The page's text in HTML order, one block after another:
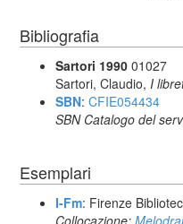
Bibliografia
Sartori 1990 01027
Sartori, Claudio, I
SBN: CFIE054434
SBN Catalogo del
Esemplari
I-Fm: Firenze
Collocazione: